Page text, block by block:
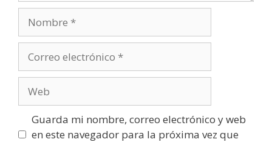
electrónico
Guarda mi nombre, correo electrónico y web
en este navegador para la próxima vez que